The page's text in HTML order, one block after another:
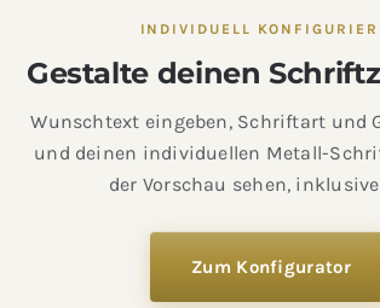
INDIVIDUELL
Gestalte deinen
Wunschtext eingeben, Schriftart und
und deinen individuellen Metall-
der Vorschau sehen,
Zum Konfigurator